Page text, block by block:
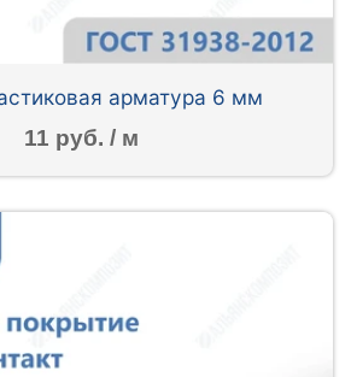
арматура 6 мм
11 руб. / м